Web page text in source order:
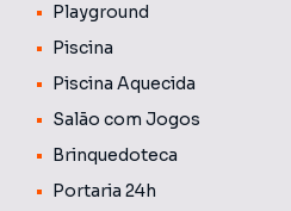
Playground
Piscina
Piscina Aquecida
Salão com Jogos
Brinquedoteca
Portaria 24h